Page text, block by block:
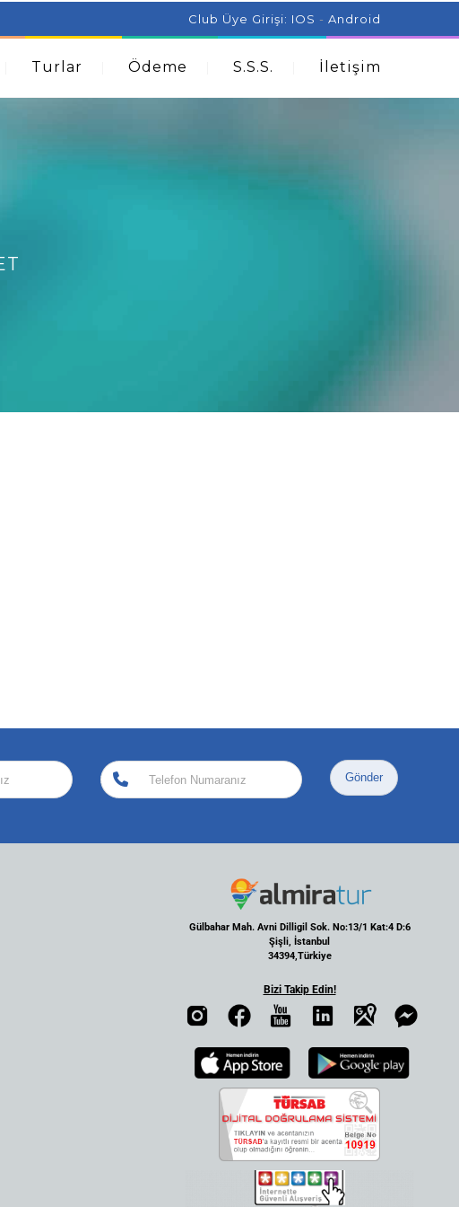
Can Help With Acne Problems Aromatherapy And
Club Üye Girişi: IOS - Android
Turlar Ödeme S.S.S. İletişim
Gönder
Gülbahar Mah. Avni Dilligil Sok. No:13/1 Kat:4 D:6
Şişli, İstanbul
34394,Türkiye
Bizi Takip Edin!